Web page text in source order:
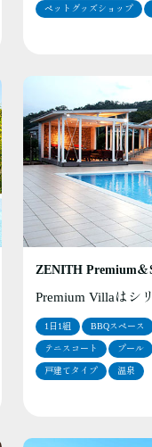
ペットグッズショップ
ZENITH Premium＆
Premium Villaはシ
1日1組 BBQスペース
テニスコート プール
戸建てタイプ 温泉